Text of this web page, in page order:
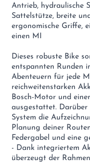
Antrieb, hydraulische
Sattelstütze, breite
ergonomische Griffe,
einen MI
Dieses robuste Bike
entspannten Runden
Abenteuern für jede
reichweitenstarken
Bosch-Motor und
ausgestattet.
System die
Planung deiner
Federgabel und eine
- Dank integriertem
überzeugt der